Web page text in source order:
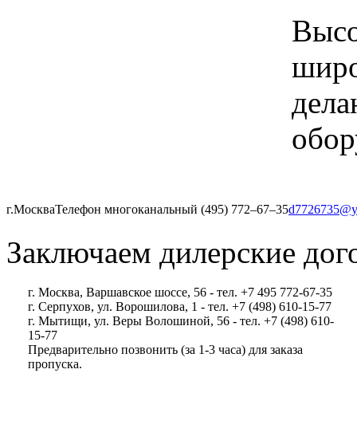
г.МоскваТелефон многоканальный (495) 772‒67‒35
Заключаем дилерские
г. Москва, Варшавское шоссе, 56 - тел. +7 495 772-67-35
г. Серпухов, ул. Ворошилова, 1 - тел. +7 (498) 610-15-77
г. Мытищи, ул. Веры Волошиной, 56 - тел. +7 (498) 610-
15-77
Предварительно позвонить (за 1-3 часа) для заказа
пропуска.